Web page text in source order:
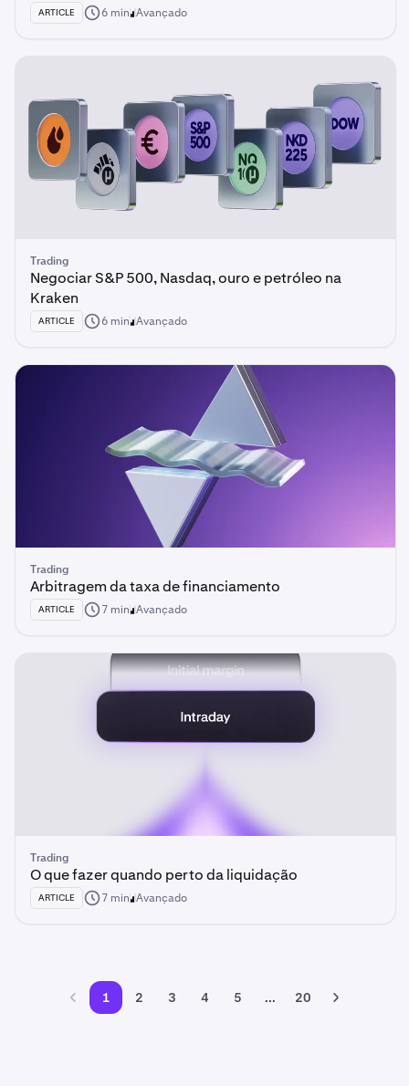
ARTICLE 6 min Avançado
Trading
Negociar S&P 500, Nasdaq, ouro e petróleo na
Kraken
ARTICLE 6 min Avançado
Trading
Arbitragem da taxa de financiamento
ARTICLE 7 min Avançado
Trading
O que fazer quando perto da liquidação
ARTICLE 7 min Avançado
1 2 3 4 5 ... 20